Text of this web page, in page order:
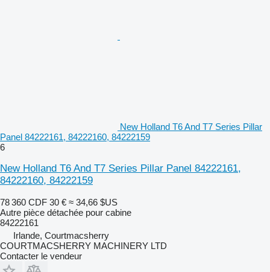
New Holland T6 And T7 Series Pillar
Panel 84222161, 84222160, 84222159
6
New Holland T6 And T7 Series Pillar Panel 84222161,
84222160, 84222159
78 360 CDF 30 € ≈ 34,66 $US
Autre pièce détachée pour cabine
84222161
Irlande, Courtmacsherry
COURTMACSHERRY MACHINERY LTD
Contacter le vendeur